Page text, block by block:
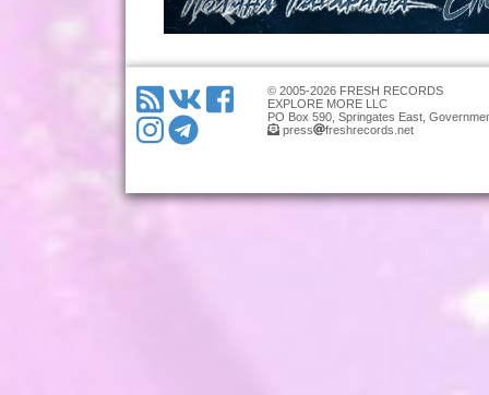
© 2005-2026 FRESH RECORDS
EXPLORE MORE LLC
PO Box 590, Springates East,
press
freshrecords.net